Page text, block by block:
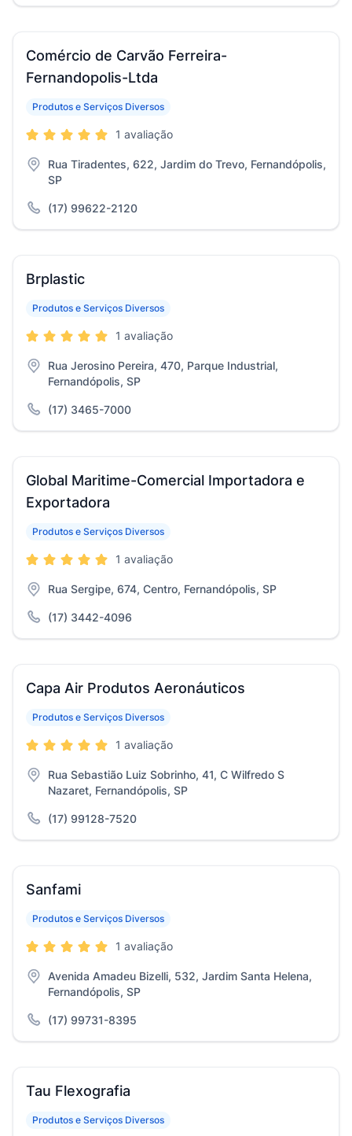
Comércio de Carvão Ferreira-
Fernandopolis-Ltda
Produtos e Serviços Diversos
1 avaliação
Rua Tiradentes, 622, Jardim do Trevo, Fernandópolis,
SP
(17) 99622-2120
Brplastic
Produtos e Serviços Diversos
1 avaliação
Rua Jerosino Pereira, 470, Parque Industrial,
Fernandópolis, SP
(17) 3465-7000
Global Maritime-Comercial Importadora e
Exportadora
Produtos e Serviços Diversos
1 avaliação
Rua Sergipe, 674, Centro, Fernandópolis, SP
(17) 3442-4096
Capa Air Produtos Aeronáuticos
Produtos e Serviços Diversos
1 avaliação
Rua Sebastião Luiz Sobrinho, 41, C Wilfredo S
Nazaret, Fernandópolis, SP
(17) 99128-7520
Sanfami
Produtos e Serviços Diversos
1 avaliação
Avenida Amadeu Bizelli, 532, Jardim Santa Helena,
Fernandópolis, SP
(17) 99731-8395
Tau Flexografia
Produtos e Serviços Diversos